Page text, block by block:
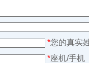
*您的真实
*座机/手机